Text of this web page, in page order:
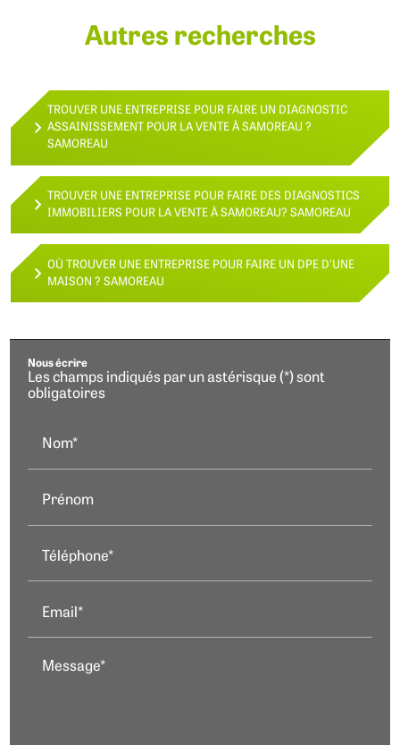
Autres recherches
TROUVER UNE ENTREPRISE POUR FAIRE UN DIAGNOSTIC
ASSAINISSEMENT POUR LA VENTE À SAMOREAU ?
SAMOREAU
TROUVER UNE ENTREPRISE POUR FAIRE DES DIAGNOSTICS
IMMOBILIERS POUR LA VENTE À SAMOREAU? SAMOREAU
OÙ TROUVER UNE ENTREPRISE POUR FAIRE UN DPE D'UNE
MAISON ? SAMOREAU
Nous écrire
Les champs indiqués par un astérisque (*) sont
obligatoires
Nom*
Prénom
Téléphone*
Email*
Message*